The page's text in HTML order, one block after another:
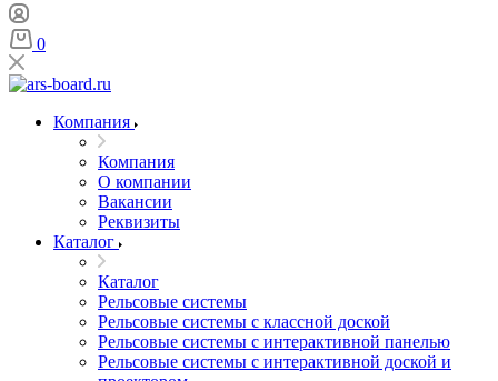
0
Компания
Компания
О компании
Вакансии
Реквизиты
Каталог
Каталог
Рельсовые системы
Рельсовые системы с классной доской
Рельсовые системы с интерактивной панелью
Рельсовые системы с интерактивной доской и